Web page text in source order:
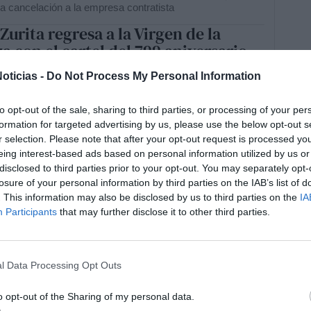
- Do Not Process My Personal Information
opt-out of the sale, sharing to third parties, or processing of your
for targeted advertising by us, please use the below opt-out
selection. Please note that after your opt-out request is processed
interest-based ads based on personal information utilized by us
to third parties prior to your opt-out. You may separately
of your personal information by third parties on the IAB’s list of
This information may also be disclosed by us to third parties on the
Participants that may further disclose it to other third parties.
Data Processing Opt Outs
opt-out of the Sharing of my personal data.
cancelación a la empresa contratista
regresa a la Virgen de la
con el cartel del 799 aniversario
22/07/2026
Andújar, doce años después del cartel que abrió su
en la cartelería cofrade.
"Mi forma de cantar viene
atrás, de lo que escuchaba desde
18/07/2026
loreña y vecina de Villa del Río, participó junto a Pepi
Santiago y el grupo de baile de José Lucena en una
Joaquin Garrido con el flamenco.
hacer una tortilla de patatas
los trucos que siempre